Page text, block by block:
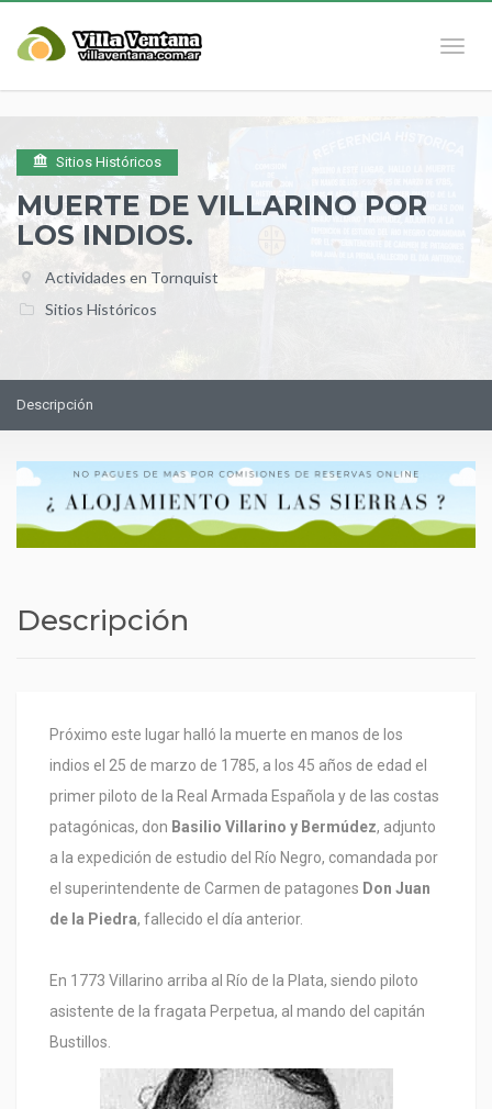
Sitios Históricos
MUERTE DE VILLARINO POR
LOS INDIOS.
Actividades en Tornquist
Sitios Históricos
Descripción
Descripción
Próximo este lugar halló la muerte en manos de los
indios el 25 de marzo de 1785, a los 45 años de edad el
primer piloto de la Real Armada Española y de las costas
patagónicas, don Basilio Villarino y Bermúdez, adjunto
a la expedición de estudio del Río Negro, comandada por
el superintendente de Carmen de patagones Don Juan
de la Piedra, fallecido el día anterior.
En 1773 Villarino arriba al Río de la Plata, siendo piloto
asistente de la fragata Perpetua, al mando del capitán
Bustillos.